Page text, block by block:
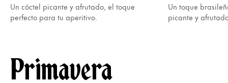
Un cóctel picante y afrutado, el toque
perfecto para tu aperitivo.
Un toque
picante y
Primavera